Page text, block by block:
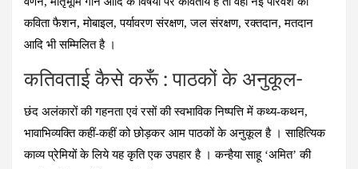
कविता फैशन, मोबाइल, पर्यावरण संरक्षण, जल संरक्षण, रक्तदान, मतदान
आदि भी सम्मिलित है ।
कतिवताई कैसे करूँ : पाठकों के अनुकूल-
छंद अलंकारों की गहनता एवं रसों की स्वभाविक निष्पत्ति में कथ्य-कथन,
भावाभिव्यक्ति कहीं-कहीं को छोड़कर आम पाठकों के अनुकूल है । साहित्यिक
काव्य प्रेमियों के लिये यह कृति एक उपहार है । कन्हैया साहू ‘अमित’ की